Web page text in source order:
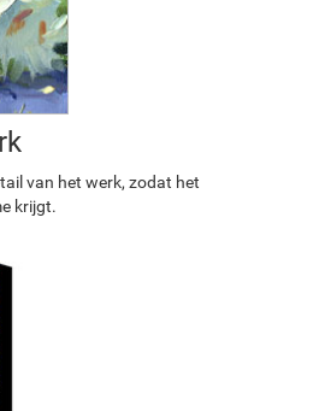
van het werk, zodat het
krijgt.